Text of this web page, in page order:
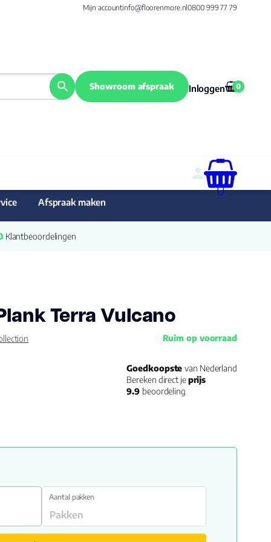
Mijn accountinfo@floorenmore.nl0800 999 77 79
Showroom afspraak Inloggen 0
0
Afspraak maken
Klantbeoordelingen
Terra Vulcano
Ruim op voorraad
Goedkoopstevan Nederland
Bereken direct jeprijs
9.9 beoordeling
Aantal pakken